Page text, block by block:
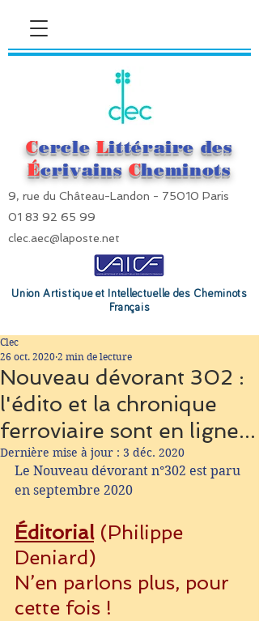
Cercle Littéraire des
Écrivains Cheminots
9, rue du Château-Landon - 75010 Paris
01 83 92 65 99
clec.aec@laposte.net
Union Artistique et Intellectuelle des Cheminots
Français
Nouveau dévorant 302 :
l'édito et la chronique
ferroviaire sont en ligne...
Clec
26 oct. 2020 2 min de lecture
Dernière mise à jour : 3 déc. 2020
Le Nouveau dévorant n°302 est paru
en septembre 2020
Éditorial (Philippe
Deniard)
N’en parlons plus, pour
cette fois !